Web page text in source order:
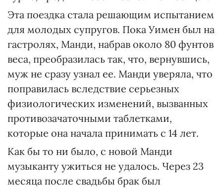
Эта поездка стала решающим испытанием
для молодых супругов. Пока Уимен был на
гастролях, Манди, набрав около 80 фунтов
веса, преобразилась так, что, вернувшись,
муж не сразу узнал ее. Манди уверяла, что
поправилась вследствие серьезных
физиологических изменений, вызванных
противозачаточными таблетками,
которые она начала принимать с 14 лет.
Как бы то ни было, с новой Манди
музыканту ужиться не удалось. Через 23
месяца после свадьбы брак был